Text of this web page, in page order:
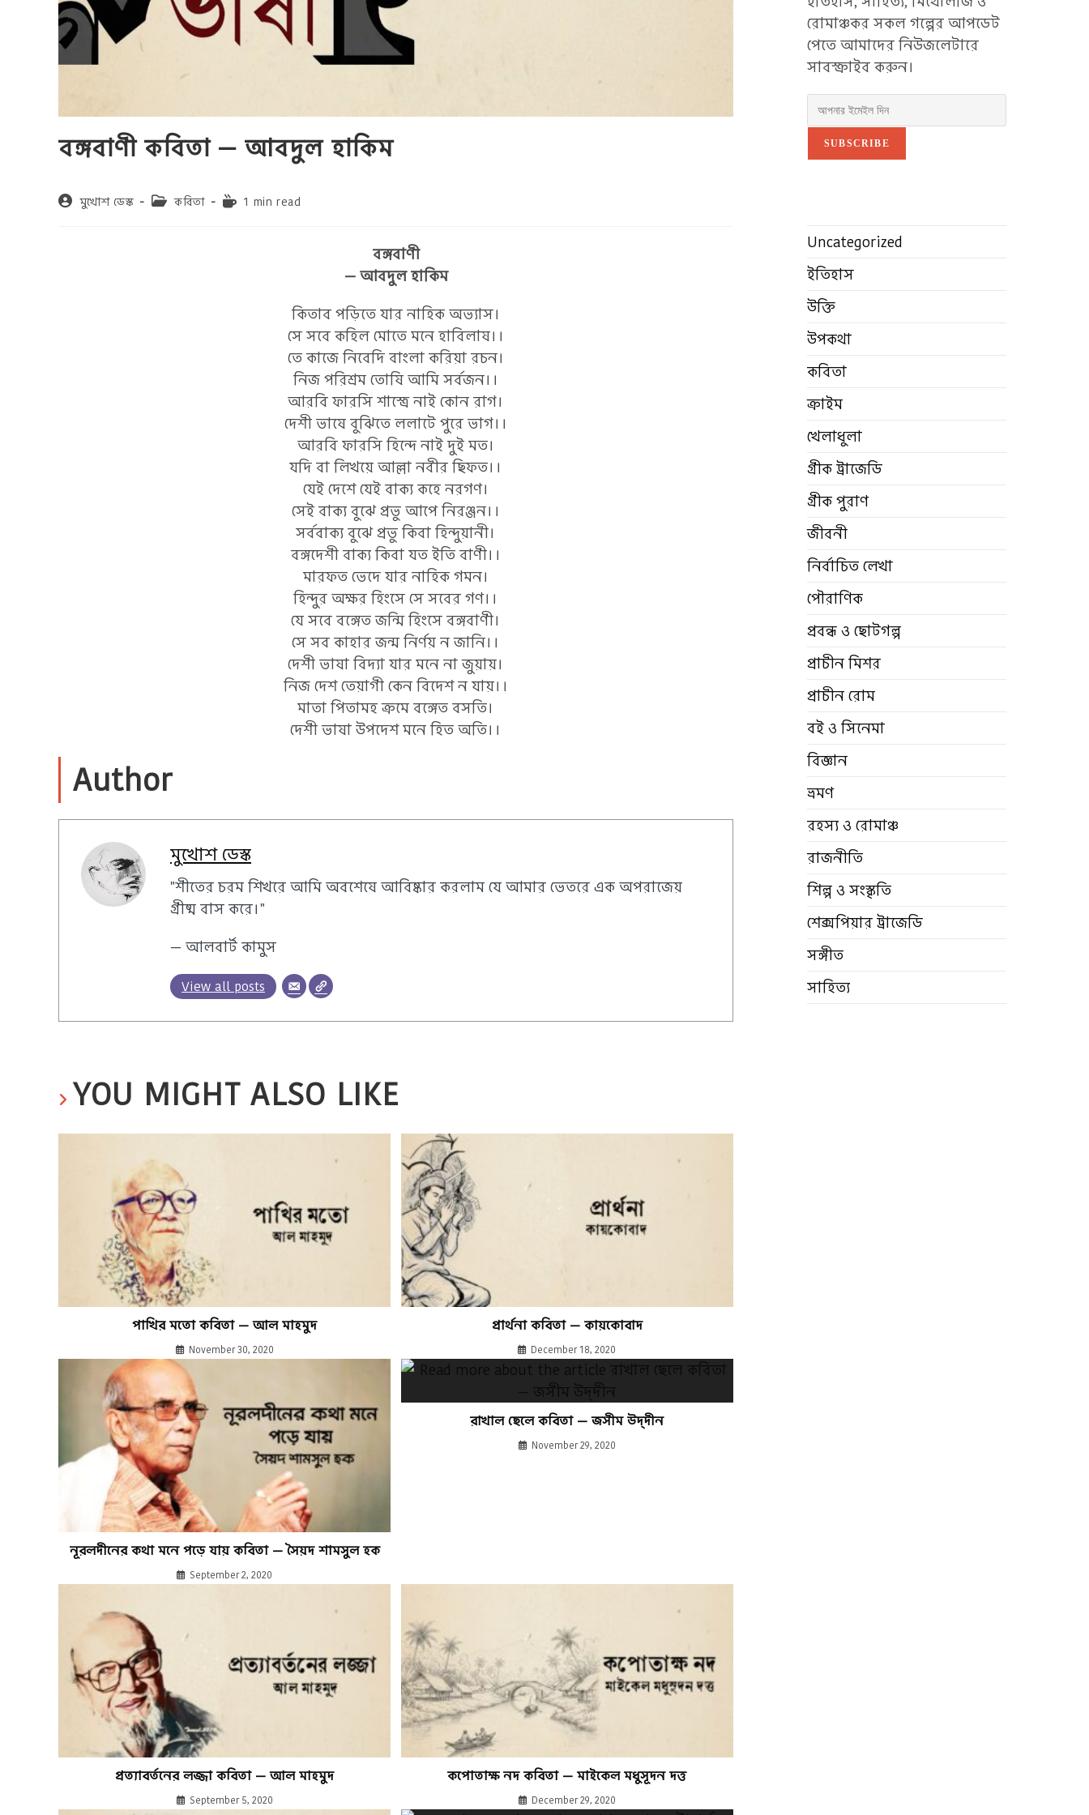
বঙ্গবাণী কবিতা — আবদুল হাকিম
Postমুখোশ ডেস্ক
Postকবিতা
Reading1 min read
বঙ্গবাণী
— আবদুল হাকিম
কিতাব পড়িতে যার নাহিক অভ্যাস।
সে সবে কহিল মোতে মনে হাবিলাষ।।
তে কাজে নিবেদি বাংলা করিয়া রচন।
নিজ পরিশ্রম তোষি আমি সর্বজন।।
আরবি ফারসি শাস্ত্রে নাই কোন রাগ।
দেশী ভাষে বুঝিতে ললাটে পুরে ভাগ।।
আরবি ফারসি হিন্দে নাই দুই মত।
যদি বা লিখয়ে আল্লা নবীর ছিফত।।
যেই দেশে যেই বাক্য কহে নরগণ।
সেই বাক্য বুঝে প্রভু আপে নিরঞ্জন।।
সর্ববাক্য বুঝে প্রভু কিবা হিন্দুয়ানী।
বঙ্গদেশী বাক্য কিবা যত ইতি বাণী।।
মারফত ভেদে যার নাহিক গমন।
হিন্দুর অক্ষর হিংসে সে সবের গণ।।
যে সবে বঙ্গেত জন্মি হিংসে বঙ্গবাণী।
সে সব কাহার জন্ম নির্ণয় ন জানি।।
দেশী ভাষা বিদ্যা যার মনে না জুয়ায়।
নিজ দেশ তেয়াগী কেন বিদেশ ন যায়।।
মাতা পিতামহ ক্রমে বঙ্গেত বসতি।
দেশী ভাষা উপদেশ মনে হিত অতি।।
Author
মুখোশ ডেস্ক
"শীতের চরম শিখরে আমি অবশেষে আবিষ্কার করলাম যে আমার ভেতরে এক অপরাজেয়
গ্রীষ্ম বাস করে।"
— আলবার্ট কামুস
View all posts
YOU MIGHT ALSO LIKE
পাখির মতো কবিতা — আল মাহমুদ
November 30, 2020
প্রার্থনা কবিতা — কায়কোবাদ
December 18, 2020
নূরলদীনের কথা মনে পড়ে যায় কবিতা — সৈয়দ শামসুল হক
September 2, 2020
রাখাল ছেলে কবিতা — জসীম উদ্‌দীন
November 29, 2020
প্রত্যাবর্তনের লজ্জা কবিতা — আল মাহমুদ
September 5, 2020
কপোতাক্ষ নদ কবিতা — মাইকেল মধুসূদন দত্ত
December 29, 2020
রোমাঞ্চকর সকল গল্পের আপডেট
পেতে আমাদের নিউজলেটারে
সাবস্ক্রাইব করুন।
SUBSCRIBE
Uncategorized
ইতিহাস
উক্তি
উপকথা
কবিতা
ক্রাইম
খেলাধুলা
গ্রীক ট্রাজেডি
গ্রীক পুরাণ
জীবনী
নির্বাচিত লেখা
পৌরাণিক
প্রবন্ধ ও ছোটগল্প
প্রাচীন মিশর
প্রাচীন রোম
বই ও সিনেমা
বিজ্ঞান
ভ্রমণ
রহস্য ও রোমাঞ্চ
রাজনীতি
শিল্প ও সংস্কৃতি
শেক্সপিয়ার ট্রাজেডি
সঙ্গীত
সাহিত্য